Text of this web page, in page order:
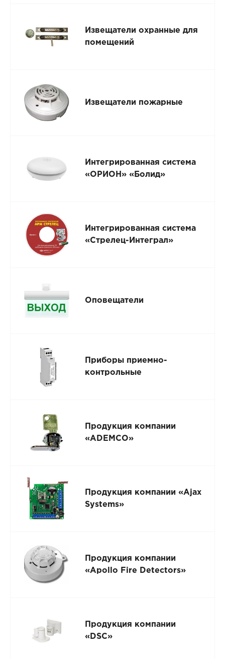
Извещатели охранные для
помещений
Извещатели пожарные
Интегрированная система
«ОРИОН» «Болид»
Интегрированная система
«Стрелец-Интеграл»
Оповещатели
Приборы приемно-
контрольные
Продукция компании
«ADEMCO»
Продукция компании «Ajax
Systems»
Продукция компании
«Apollo Fire Detectors»
Продукция компании
«DSC»